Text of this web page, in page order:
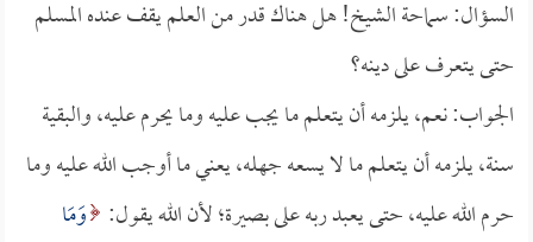
السؤال: سماحة الشيخ! هل هناك قدر من العلم يقف عنده المسلم
حتى يتعرف على دينه؟
الجواب: نعم، يلزمه أن يتعلم ما يجب عليه وما يحرم عليه، والبقية
سنة، يلزمه أن يتعلم ما لا يسعه جهله، يعني ما أوجب الله عليه وما
حرم الله عليه، حتى يعبد ربه على بصيرة؛ لأن الله يقول: وَمَا